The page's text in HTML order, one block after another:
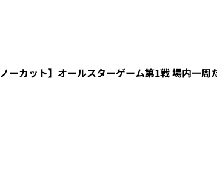
ーカット】オールスターゲーム第1戦 場内一